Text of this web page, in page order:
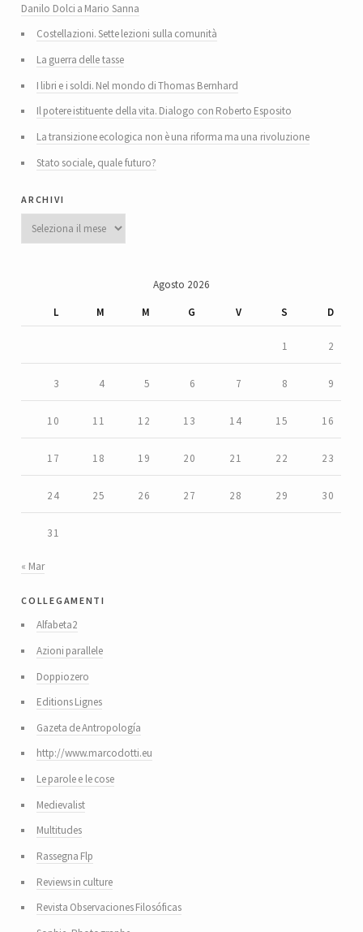
Danilo Dolci a Mario Sanna
Costellazioni. Sette lezioni sulla comunità
La guerra delle tasse
I libri e i soldi. Nel mondo di Thomas Bernhard
Il potere istituente della vita. Dialogo con Roberto Esposito
La transizione ecologica non è una riforma ma una rivoluzione
Stato sociale, quale futuro?
archivi
Archivi
Agosto 2026
L
M M G V S D
1 2
3 4 5 6 7 8 9
10 11 12 13 14 15 16
17 18 19 20 21 22 23
24 25 26 27 28 29 30
31
« Mar
collegamenti
Alfabeta2
Azioni parallele
Doppiozero
Editions Lignes
Gazeta de Antropología
http://www.marcodotti.eu
Le parole e le cose
Medievalist
Multitudes
Rassegna Flp
Reviews in culture
Revista Observaciones Filosóficas